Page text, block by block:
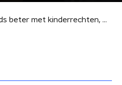
'Het gaat steeds beter met kinderrechten, maar het kan nog beter'